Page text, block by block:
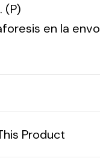
(P)
en la
Product